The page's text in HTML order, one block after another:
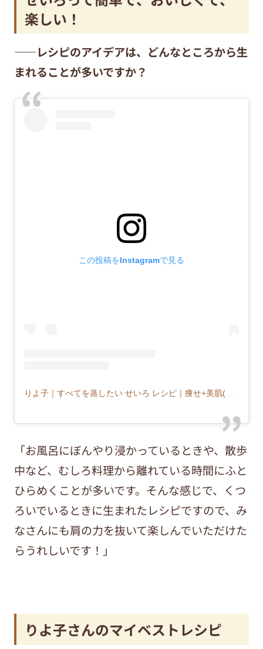
楽しい！
——レシピのアイデアは、どんなところから生
まれることが多いですか？
この投稿をInstagramで見る
りよ子｜すべてを蒸したい せいろ レシピ｜痩せ+美肌(@musu_riyoco)がシェアした投稿
「お風呂にぼんやり浸かっているときや、散歩
中など、むしろ料理から離れている時間にふと
ひらめくことが多いです。そんな感じで、くつ
ろいでいるときに生まれたレシピですので、み
なさんにも肩の力を抜いて楽しんでいただけた
らうれしいです！」
りよ子さんのマイベストレシピ